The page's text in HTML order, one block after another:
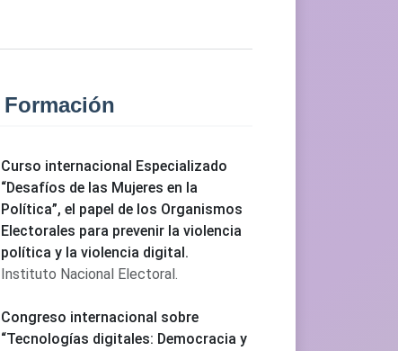
Formación
Curso internacional Especializado
“Desafíos de las Mujeres en la
Política”, el papel de los Organismos
Electorales para prevenir la violencia
política y la violencia digital.
Instituto Nacional Electoral.
Congreso internacional sobre
“Tecnologías digitales: Democracia y